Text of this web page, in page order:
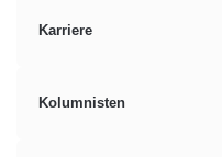
Karriere
Kolumnisten